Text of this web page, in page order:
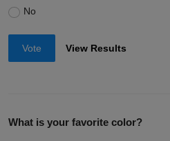
No
Vote View Results
What is your favorite color?